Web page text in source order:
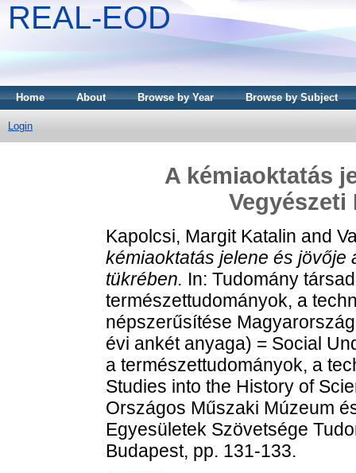
REAL-EOD
Home About Browse by Year Browse by Subject
Login
A kémiaoktatás
Vegyészeti
Kapolcsi, Margit Katalin and
kémiaoktatás jelene és jövője
tükrében. In: Tudomány
természettudományok, a
népszerűsítése
évi ankét anyaga) = Social
a természettudományok, a
Studies into the History of
Országos Műszaki Múzeum
Egyesületek Szövetsége
Budapest, pp. 131-133.